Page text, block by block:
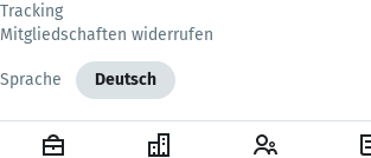
Tracking
Mitgliedschaften widerrufen
Sprache Deutsch